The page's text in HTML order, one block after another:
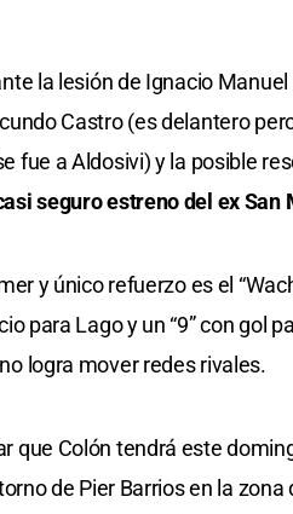
la lesión de Ignacio
Castro (es delantero
fue a Aldosivi) y la posible
seguro estreno del ex San
y único refuerzo es el
para Lago y un “9” con gol
logra mover redes rivales.
que Colón tendrá este
de Pier Barrios en la